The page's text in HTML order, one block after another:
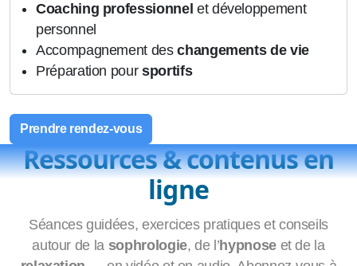
Coaching professionnel et développement
personnel
Accompagnement deschangements de vie
Préparation poursportifs
Prendre rendez‑vous
Ressources & contenus en
ligne
Séances guidées, exercices pratiques et conseils
autour de la sophrologie, de l’hypnoseet de la